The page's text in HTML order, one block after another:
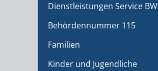
Dienstleistungen Service BW
Behördennummer 115
Familien
Kinder und Jugendliche